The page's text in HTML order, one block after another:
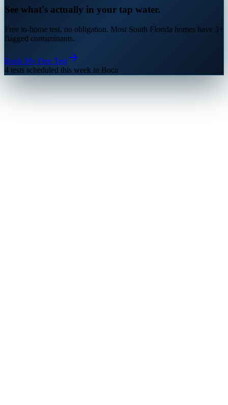
See what's actually in your tap water.
Free in-home test, no obligation. Most South Florida homes have 3+
flagged contaminants.
Book My Free Test
4 tests scheduled this week in Boca